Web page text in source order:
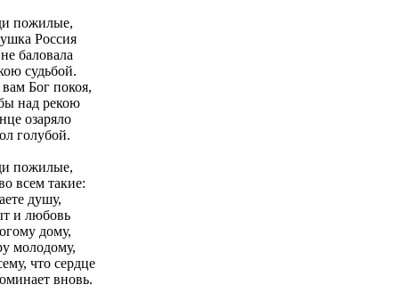
пожилые,
Россия
баловала
судьбой.
Бог покоя,
над рекою
озаряло
голубой.
пожилые,
всем такие:
душу,
и любовь
дому,
молодому,
что сердце
вновь.